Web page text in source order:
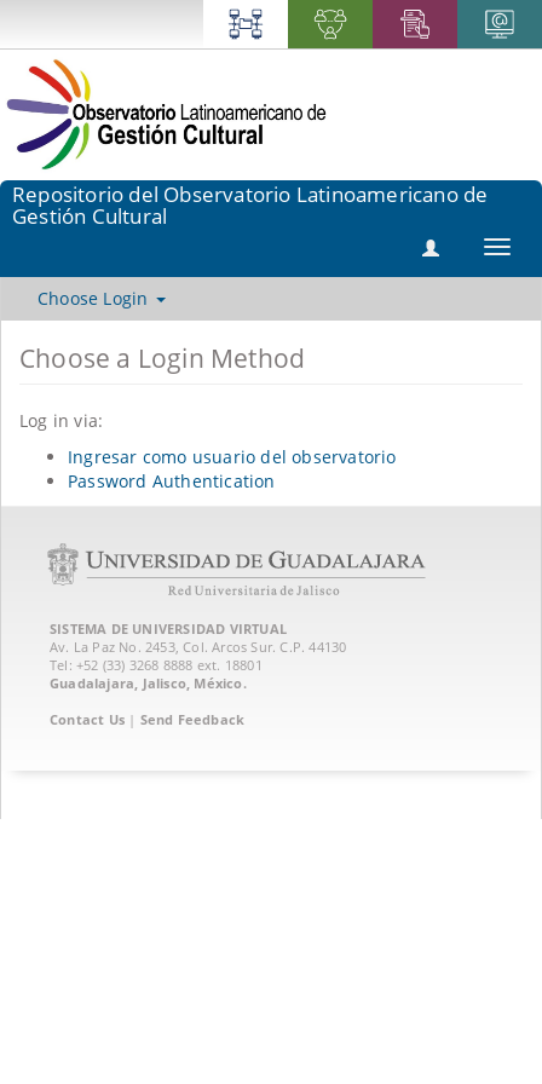
Repositorio del Observatorio Latinoamericano de
Gestión Cultural
Choose Login
Choose a Login Method
Log in via:
Ingresar como usuario del observatorio
Password Authentication
SISTEMA DE UNIVERSIDAD VIRTUAL
Av. La Paz No. 2453, Col. Arcos Sur. C.P. 44130
Tel: +52 (33) 3268 8888‏ ext. 18801
Guadalajara, Jalisco, México.
Contact Us | Send Feedback